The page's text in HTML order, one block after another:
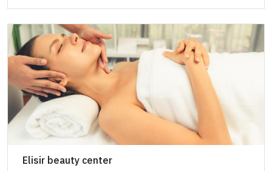
Elisir beauty center